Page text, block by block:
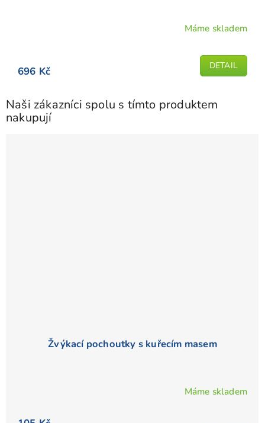
je
5
hvězdiček.
Máme skladem
696 Kč DETAIL
Naši zákazníci spolu s tímto produktem
nakupují
Žvýkací pochoutky s kuřecím masem
Máme skladem